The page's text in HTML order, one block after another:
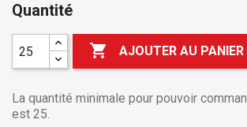
Quantité
 AJOUTER AU PANIER
La quantité minimale pour pouvoir
est 25.